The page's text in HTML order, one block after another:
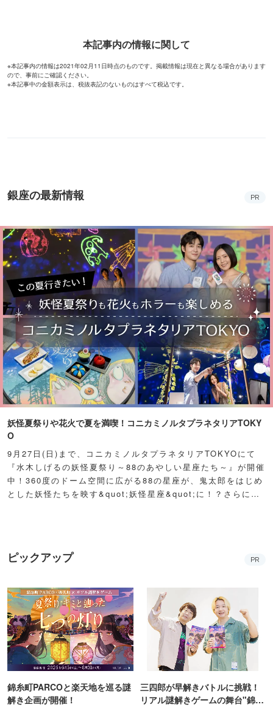
本記事内の情報に関して
※本記事内の情報は2021年02月11日時点のものです。掲載情報は現在と異なる場合があります
ので、事前にご確認ください。
※本記事中の金額表示は、税抜表記のないものはすべて税込です。
銀座の最新情報 PR
妖怪夏祭りや花火で夏を満喫！コニカミノルタプラネタリアTOKY
O
9月27日(日)まで、コニカミノルタプラネタリアTOKYOにて
『水木しげるの妖怪夏祭り～88のあやしい星座たち～』が開催
中！360度のドーム空間に広がる88の星座が、鬼太郎をはじめ
とした妖怪たちを映す&quot;妖怪星座&quot;に！？さらに例
ピックアップ PR
錦糸町PARCOと楽天地を巡る謎
解き企画が開催！
三四郎が早解きバトルに挑戦！
リアル謎解きゲームの舞台"錦糸